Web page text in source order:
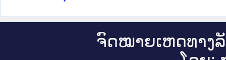
ຈົດ​ໝາຍ​ເຫດ​ທາງ​